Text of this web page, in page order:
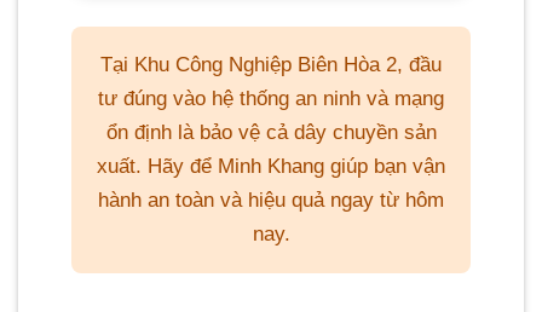
Tại Khu Công Nghiệp Biên Hòa 2, đầu
tư đúng vào hệ thống an ninh và mạng
ổn định là bảo vệ cả dây chuyền sản
xuất. Hãy để Minh Khang giúp bạn vận
hành an toàn và hiệu quả ngay từ hôm
nay.